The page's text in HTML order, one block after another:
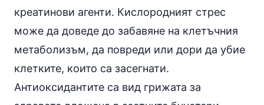
креатинови агенти. Кислородният стрес
може да доведе до забавяне на клетъчния
метаболизъм, да повреди или дори да убие
клетките, които са засегнати.
Антиоксидантите са вид грижата за